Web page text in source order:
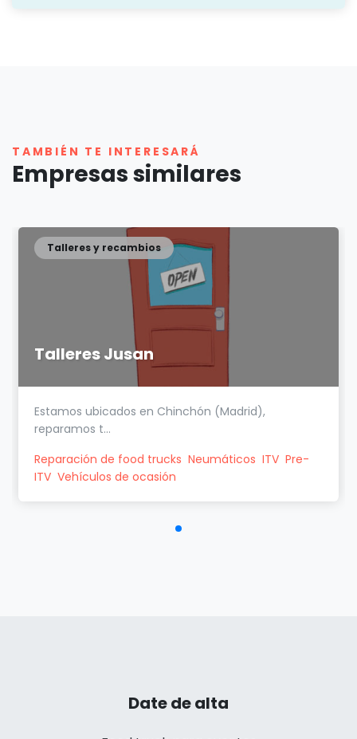
TAMBIÉN TE INTERESARÁ
Empresas similares
Talleres Jusan
Talleres y recambios
Estamos ubicados en Chinchón (Madrid),
reparamos t...
Reparación de food trucks Neumáticos ITV Pre-
ITV Vehículos de ocasión
Date de alta